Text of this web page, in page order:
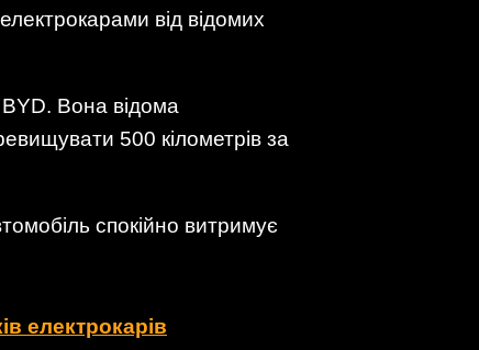
від відомих
Вона відома
500 кілометрів за
спокійно витримує
електрокарів